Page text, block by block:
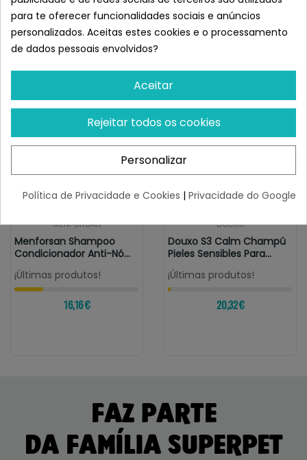
Semelhante a Inodorina
Acondicionador Suavizante para
Perros 250ml
MENFORSAN
Menforsan Shampoo
Condicionador Anti-Nó
300 Ml
¡Últimas produtos!
16,16 €
DOUXO
Douxo S3 Calm Champú
Pieles Sensibles Para
Perros Y...
¡Últimas produtos!
20,32 €
FAZ PARTE
DA FAMÍLIA SUPERPET
para te oferecer funcionalidades sociais e anúncios
personalizados. Aceitas estes cookies e o processamento
de dados pessoais envolvidos?
Aceitar
Rejeitar todos os cookies
Personalizar
Política de Privacidade e Cookies | Privacidade do Google